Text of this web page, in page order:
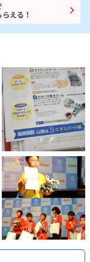
える！